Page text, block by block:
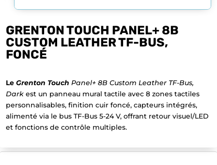
GRENTON TOUCH PANEL+ 8B
CUSTOM LEATHER TF-BUS,
FONCÉ
Le Grenton Touch Panel+ 8B Custom Leather TF-Bus,
Dark est un panneau mural tactile avec 8 zones tactiles
personnalisables, finition cuir foncé, capteurs intégrés,
alimenté via le bus TF-Bus 5-24 V, offrant retour visuel/LED
et fonctions de contrôle multiples.